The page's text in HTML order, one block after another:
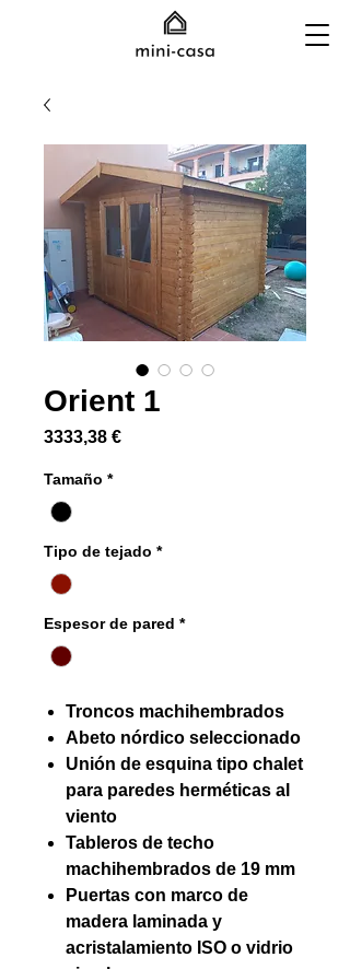
Orient 1
3333,38 €Precio
Tamaño *
Tipo de tejado *
Espesor de pared *
Troncos machihembrados
Abeto nórdico seleccionado
Unión de esquina tipo chalet
para paredes herméticas al
viento
Tableros de techo
machihembrados de 19 mm
Puertas con marco de
madera laminada y
acristalamiento ISO o vidrio